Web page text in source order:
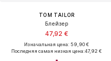
TOM TAILOR
Блейзер
47,92 €
Изначальная цена: 59,90 €
Последняя самая низкая цена:47,92 €